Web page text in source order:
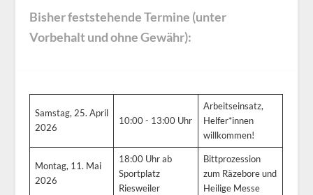
Bisher feststehende Termine (unter
Vorbehalt und ohne Gewähr):
Samstag, 25. April
2026
10:00 - 13:00 Uhr
Arbeitseinsatz,
Helfer*innen
willkommen!
Montag, 11. Mai
2026
18:00 Uhr ab
Sportplatz
Riesweiler
Bittprozession
zum Räzebore und
Heilige Messe